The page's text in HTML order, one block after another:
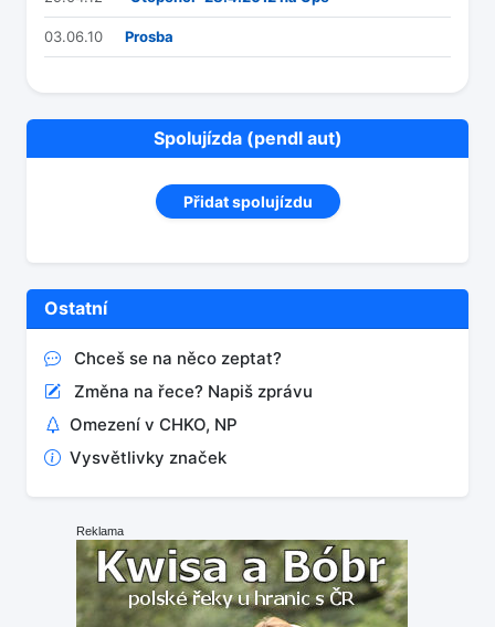
03.06.10 Prosba
Spolujízda (pendl aut)
Přidat spolujízdu
Ostatní
Chceš se na něco zeptat?
Změna na řece? Napiš zprávu
Omezení v CHKO, NP
Vysvětlivky značek
Reklama